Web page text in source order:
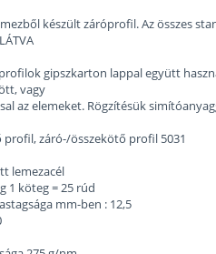
készült záróprofil. Az összes
gipszkarton lappal együtt
vagy
az elemeket. Rögzítésük
profil, záró-/összekötő profil 5031
lemezacél
1 köteg = 25 rúd
mm-ben : 12,5